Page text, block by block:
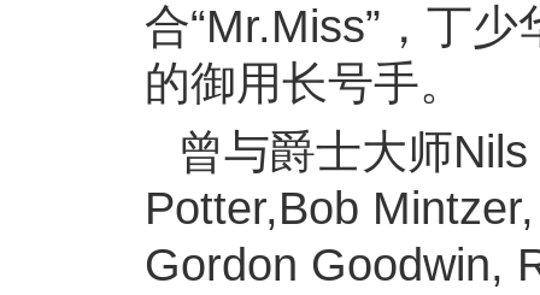
合“Mr.Miss”，丁
的御用长号手。
曾与爵士大师
Potter,Bob
Gordon Goodwin,